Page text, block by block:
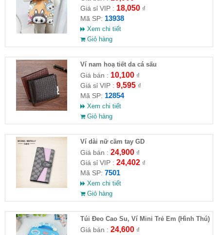
Giá sỉ VIP : 18,050₫
Mã SP: 13938
Xem chi tiết
Giỏ hàng
Ví nam hoạ tiết da cá sấu
Giá bán : 10,100₫
Giá sỉ VIP : 9,595₫
Mã SP: 12854
Xem chi tiết
Giỏ hàng
Ví dài nữ cầm tay GD
Giá bán : 24,900₫
Giá sỉ VIP : 24,402₫
Mã SP: 7501
Xem chi tiết
Giỏ hàng
Túi Đeo Cao Su, Ví Mini Trẻ Em (Hình Thú)
Giá bán : 24,600₫